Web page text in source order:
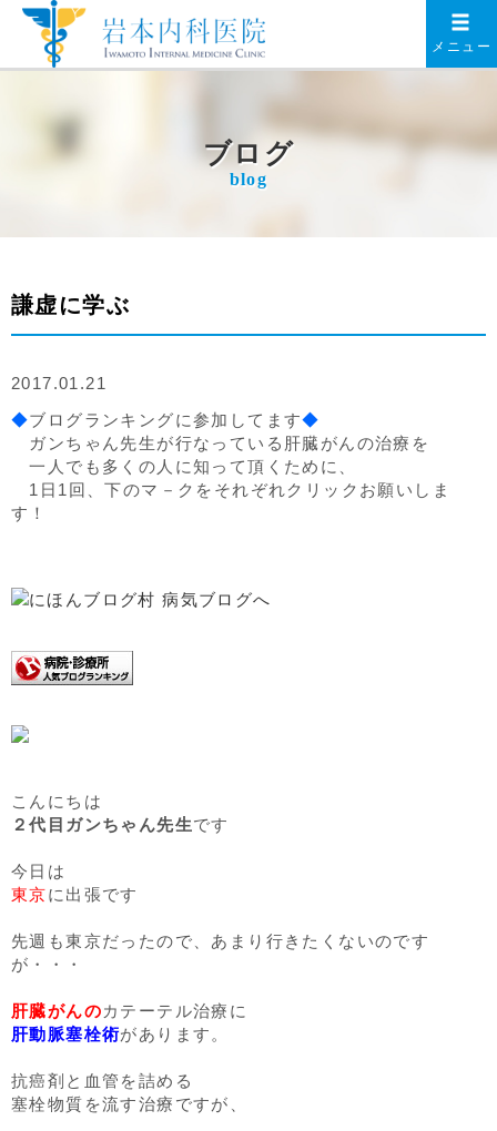
メニュー
ブログ
blog
謙虚に学ぶ
2017.01.21
◆ブログランキングに参加してます◆
ガンちゃん先生が行なっている肝臓がんの治療を
一人でも多くの人に知って頂くために、
1日1回、下のマ－クをそれぞれクリックお願いしま
す！
こんにちは
２代目ガンちゃん先生です
今日は
東京に出張です
先週も東京だったので、あまり行きたくないのです
が・・・
肝臓がんのカテーテル治療に
肝動脈塞栓術があります。
抗癌剤と血管を詰める
塞栓物質を流す治療ですが、